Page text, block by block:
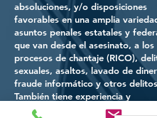
absoluciones, y/o disposiciones
favorables en una amplia
asuntos penales estatales y
que van desde el asesinato, a los
procesos de chantaje (RICO),
sexuales, asaltos, lavado de
fraude informático y otros
También tiene experiencia y
conocimientos en asuntos